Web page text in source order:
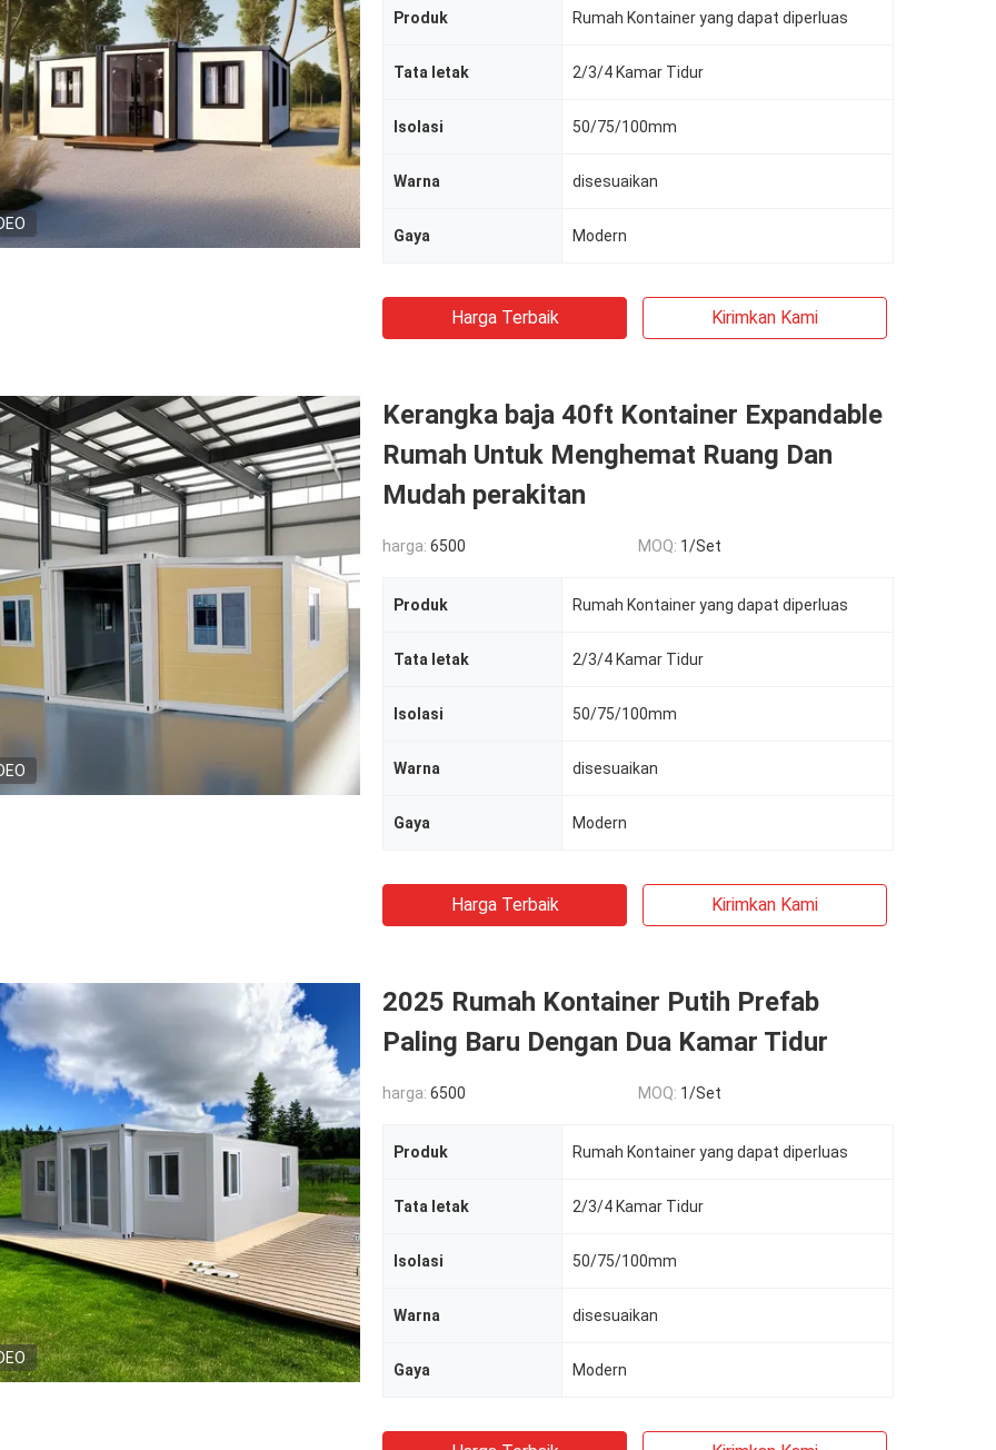
Produk Rumah Kontainer yang dapat diperluas
Tata letak 2/3/4 Kamar Tidur
Isolasi 50/75/100mm
Warna disesuaikan
Gaya Modern
Harga Terbaik Kirimkan Kami
Kerangka baja 40ft Kontainer Expandable
Rumah Untuk Menghemat Ruang Dan
Mudah perakitan
harga: 6500 MOQ: 1/Set
Produk Rumah Kontainer yang dapat diperluas
Tata letak 2/3/4 Kamar Tidur
Isolasi 50/75/100mm
Warna disesuaikan
Gaya Modern
Harga Terbaik Kirimkan Kami
2025 Rumah Kontainer Putih Prefab
Paling Baru Dengan Dua Kamar Tidur
harga: 6500 MOQ: 1/Set
Produk Rumah Kontainer yang dapat diperluas
Tata letak 2/3/4 Kamar Tidur
Isolasi 50/75/100mm
Warna disesuaikan
Gaya Modern